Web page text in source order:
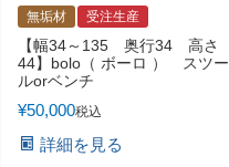
無垢材 受注生産
【幅34～135 奥行34 高さ
44】bolo（ ボーロ ） スツー
ルorベンチ
¥50,000税込
詳細を見る